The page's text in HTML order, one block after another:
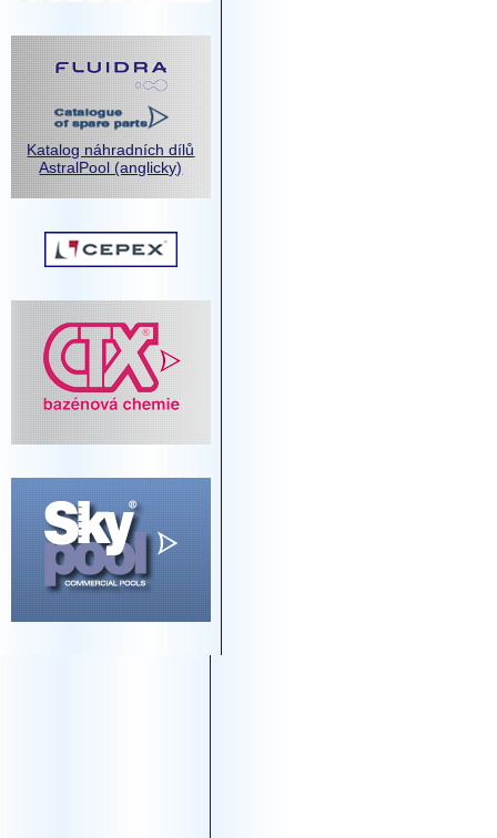
Katalog náhradních dílů
AstralPool (anglicky)